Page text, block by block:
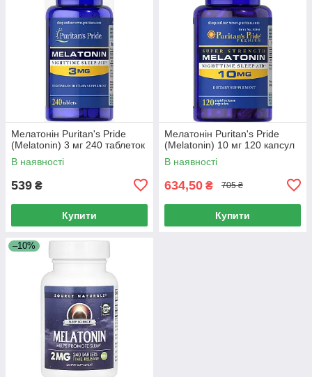
Мелатонін Puritan's Pride
(Melatonin) 3 мг 240 таблеток
В наявності
539 ₴
Купити
Мелатонін Puritan's Pride
(Melatonin) 10 мг 120 капсул
В наявності
634,50 ₴ 705 ₴
Купити
–10%